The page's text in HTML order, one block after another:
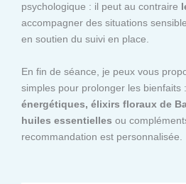
psychologique : il peut au contraire
accompagner des situations
en soutien du suivi en place.
En fin de séance, je peux vous
simples pour prolonger les bienfaits :
énergétiques, élixirs floraux de
huiles essentielles ou
recommandation est personnalisée.